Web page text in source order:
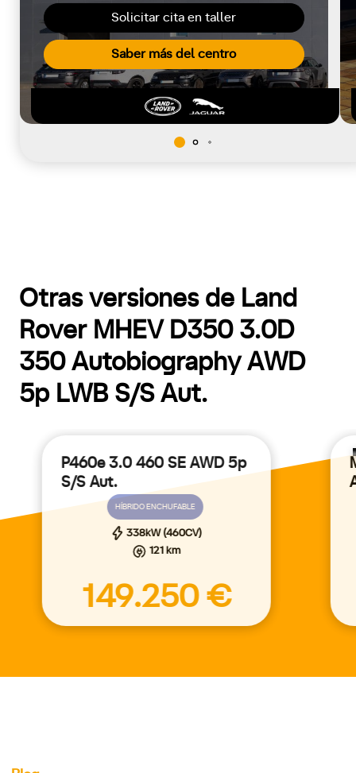
Solicitar cita en taller
Saber más del centro
Otras versiones de Land
Rover MHEV D350 3.0D
350 Autobiography AWD
5p LWB S/S Aut.
P460e 3.0 460 SE AWD 5p
S/S Aut.
HÍBRIDO ENCHUFABLE
338kW (460CV)
121 km
149.250 €